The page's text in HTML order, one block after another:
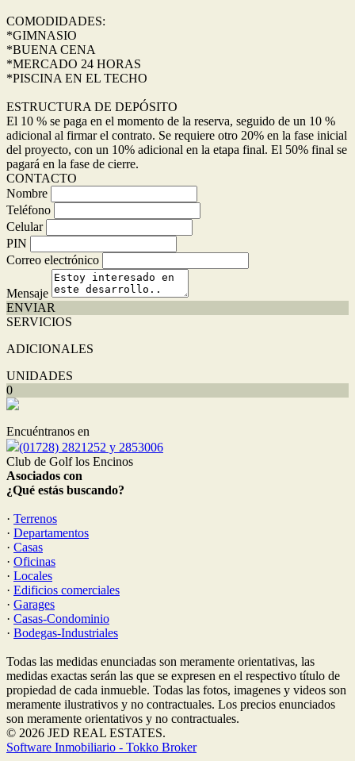
COMODIDADES:
*GIMNASIO
*BUENA CENA
*MERCADO 24 HORAS
*PISCINA EN EL TECHO
ESTRUCTURA DE DEPÓSITO
El 10 % se paga en el momento de la reserva, seguido de un 10 %
adicional al firmar el contrato. Se requiere otro 20% en la fase inicial
del proyecto, con un 10% adicional en la etapa final. El 50% final se
pagará en la fase de cierre.
CONTACTO
Nombre
Teléfono
Celular
PIN
Correo electrónico
Mensaje
ENVIAR
SERVICIOS
ADICIONALES
UNIDADES
0
Encuéntranos en
(01728) 2821252 y 2853006
Club de Golf los Encinos
Asociados con
¿Qué estás buscando?
· Terrenos
· Departamentos
· Casas
· Oficinas
· Locales
· Edificios comerciales
· Garages
· Casas-Condominio
· Bodegas-Industriales
Todas las medidas enunciadas son meramente orientativas, las
medidas exactas serán las que se expresen en el respectivo título de
propiedad de cada inmueble. Todas las fotos, imagenes y videos son
meramente ilustrativos y no contractuales. Los precios enunciados
son meramente orientativos y no contractuales.
© 2026 JED REAL ESTATES.
Software Inmobiliario - Tokko Broker